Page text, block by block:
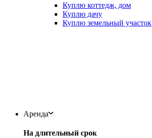
Куплю коттедж, дом
Куплю дачу
Куплю земельный участок
Аренда
На длительный срок